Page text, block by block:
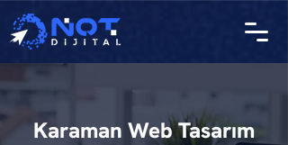
Karaman Web Tasarım